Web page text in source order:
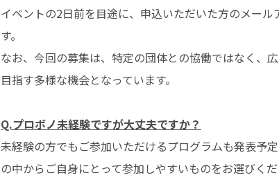
イベントの2日前を目途に、申込いただいた方のメー
す。
なお、今回の募集は、特定の団体との協働ではなく、
目指す多様な機会となっています。
Q.プロボノ未経験ですが大丈夫ですか？
未経験の方でもご参加いただけるプログラムも発表予
の中からご自身にとって参加しやすいものをお選びくだ